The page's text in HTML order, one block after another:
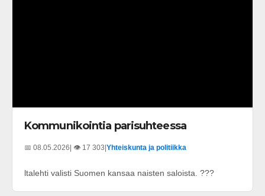
Kommunikointia parisuhteessa
📅 08.05.2026| 👁️ 17 303|Yhteiskunta ja politiikka
ltalehti valisti Suomen kansaa naisten saloista. ???